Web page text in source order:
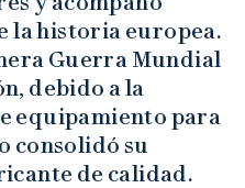
la historia europea.
Guerra Mundial
debido a la
equipamiento para
consolidó su
de calidad.